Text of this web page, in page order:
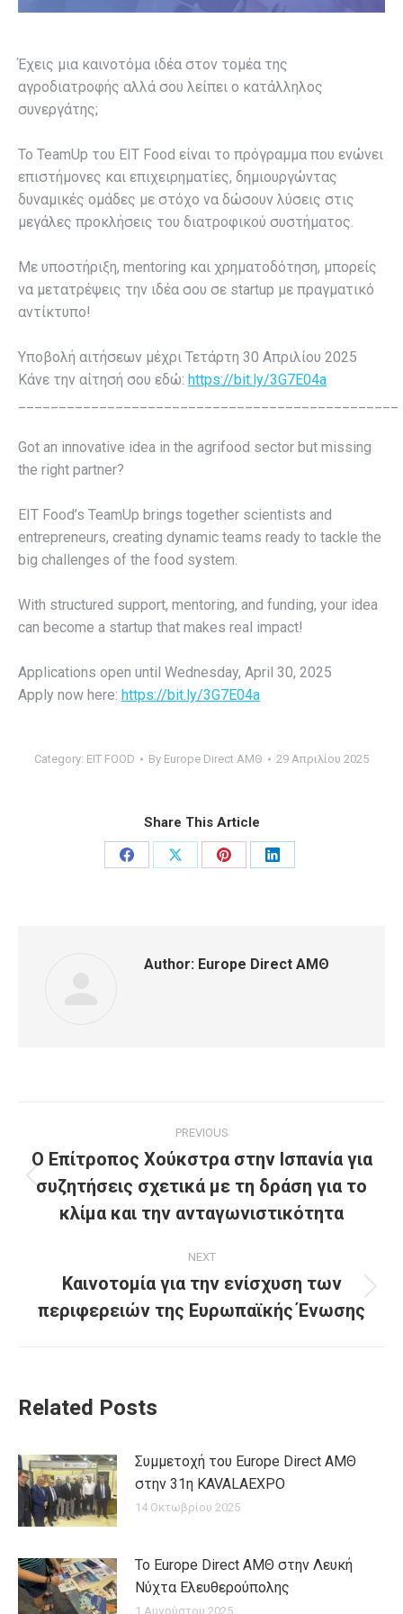
Έχεις μια καινοτόμα ιδέα στον τομέα της
αγροδιατροφής αλλά σου λείπει ο κατάλληλος
συνεργάτης;
Το TeamUp του EIT Food είναι το πρόγραμμα που ενώνει
επιστήμονες και επιχειρηματίες, δημιουργώντας
δυναμικές ομάδες με στόχο να δώσουν λύσεις στις
μεγάλες προκλήσεις του διατροφικού συστήματος.
Με υποστήριξη, mentoring και χρηματοδότηση, μπορείς
να μετατρέψεις την ιδέα σου σε startup με πραγματικό
αντίκτυπο!
Υποβολή αιτήσεων μέχρι Τετάρτη 30 Απριλίου 2025
Κάνε την αίτησή σου εδώ: https://bit.ly/3G7E04a
Got an innovative idea in the agrifood sector but missing
the right partner?
EIT Food’s TeamUp brings together scientists and
entrepreneurs, creating dynamic teams ready to tackle the
big challenges of the food system.
With structured support, mentoring, and funding, your idea
can become a startup that makes real impact!
Applications open until Wednesday, April 30, 2025
Apply now here: https://bit.ly/3G7E04a
Category: EIT FOOD By Europe Direct ΑΜΘ 29 Απριλίου 2025
Share This Article
Share
Share
Share
Share
Author: Europe Direct ΑΜΘ
navigation
PREVIOUS
Previous
post:
O Επίτροπος Χούκστρα στην Ισπανία για
συζητήσεις σχετικά με τη δράση για το
κλίμα και την ανταγωνιστικότητα
NEXT
Next
post:
Καινοτομία για την ενίσχυση των
περιφερειών της Ευρωπαϊκής Ένωσης
Related Posts
Συμμετοχή του Europe Direct ΑΜΘ
στην 31η KAVALAEXPO
14 Οκτωβρίου 2025
Το Europe Direct ΑΜΘ στην Λευκή
Νύχτα Ελευθερούπολης
1 Αυγούστου 2025